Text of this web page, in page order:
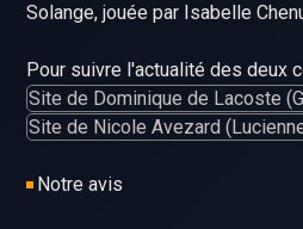
Solange, jouée par Isabelle
Pour suivre l'actualité des deux
Site de Dominique de Lacoste
Site de Nicole Avezard
Notre avis